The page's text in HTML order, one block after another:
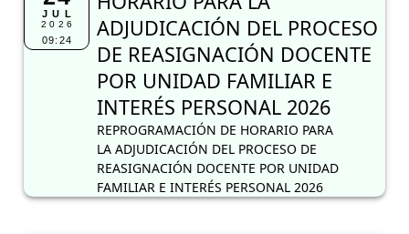
JUL
2026
09:24
ADJUDICACIÓN DEL PROCESO
DE REASIGNACIÓN DOCENTE
POR UNIDAD FAMILIAR E
INTERÉS PERSONAL 2026
REPROGRAMACIÓN DE HORARIO PARA
LA ADJUDICACIÓN DEL PROCESO DE
REASIGNACIÓN DOCENTE POR UNIDAD
FAMILIAR E INTERÉS PERSONAL 2026